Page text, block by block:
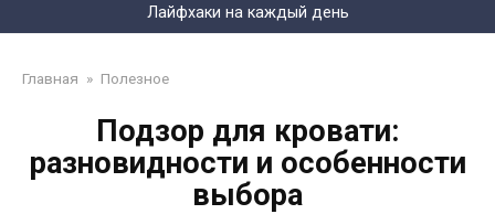
Лайфхаки на каждый день
Главная » Полезное
Подзор для кровати:
разновидности и особенности
выбора